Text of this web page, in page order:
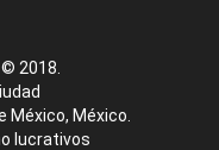
2018.
México, México.
lucrativos